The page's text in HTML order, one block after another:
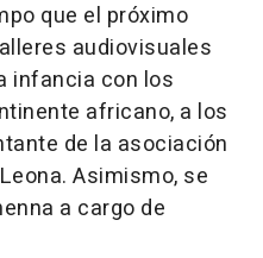
que el próximo
audiovisuales
infancia con los
africano, a los
de la asociación
Asimismo, se
a cargo de